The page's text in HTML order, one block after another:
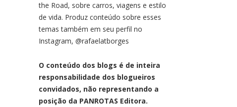
the Road, sobre carros, viagens e estilo
de vida. Produz conteúdo sobre esses
temas também em seu perfil no
Instagram, @rafaelatborges
O conteúdo dos blogs é de inteira
responsabilidade dos blogueiros
convidados, não representando a
posição da PANROTAS Editora.